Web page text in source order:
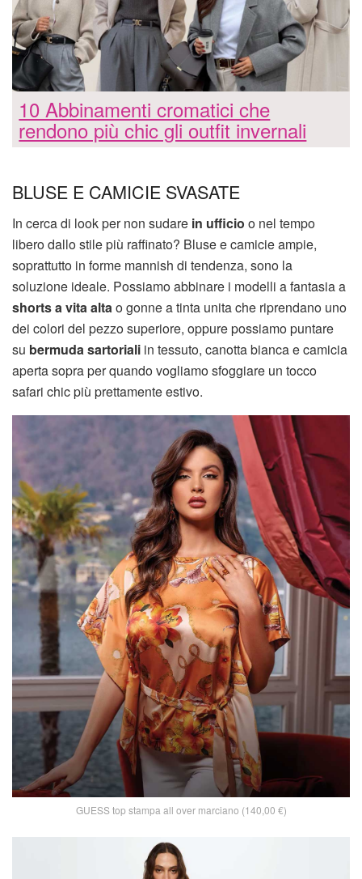
10 Abbinamenti cromatici che
rendono più chic gli outfit invernali
BLUSE E CAMICIE SVASATE
In cerca di look per non sudare in ufficio o nel tempo
libero dallo stile più raffinato? Bluse e camicie ampie,
soprattutto in forme mannish di tendenza, sono la
soluzione ideale. Possiamo abbinare i modelli a fantasia a
shorts a vita altao gonne a tinta unita che riprendano uno
dei colori del pezzo superiore, oppure possiamo puntare
su bermuda sartoriali in tessuto, canotta bianca e camicia
aperta sopra per quando vogliamo sfoggiare un tocco
safari chic più prettamente estivo.
GUESS top stampa all over marciano (140,00 €)